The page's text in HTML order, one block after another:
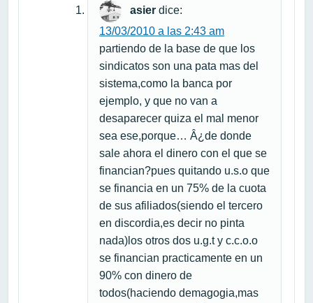
asier dice:
13/03/2010 a las 2:43 am
partiendo de la base de que los
sindicatos son una pata mas del
sistema,como la banca por
ejemplo, y que no van a
desaparecer quiza el mal menor
sea ese,porque… Â¿de donde
sale ahora el dinero con el que se
financian?pues quitando u.s.o que
se financia en un 75% de la cuota
de sus afiliados(siendo el tercero
en discordia,es decir no pinta
nada)los otros dos u.g.t y c.c.o.o
se financian practicamente en un
90% con dinero de
todos(haciendo demagogia,mas